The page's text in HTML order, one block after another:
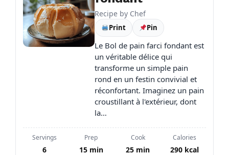
Recipe by Chef
Print Pin
Le Bol de pain farci fondant est
un véritable délice qui
transforme un simple pain
rond en un festin convivial et
réconfortant. Imaginez un pain
croustillant à l'extérieur, dont
la…
Servings
6
Prep
15 min
Cook
25 min
Calories
290 kcal